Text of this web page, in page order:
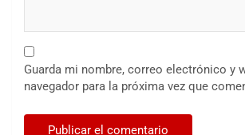
Guarda mi nombre, correo electrónico y
navegador para la próxima vez que